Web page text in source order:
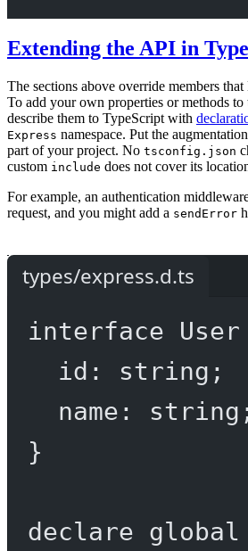
Extending the API in
The sections above override members
To add your own properties or methods to
describe them to TypeScript with
Express namespace. Put the
part of your project. No tsconfig.json
custom include does not cover its
For example, an authentication
request, and you might add a sendError
types/express.d.ts
interface User
id : string ;
name : string
}
declare